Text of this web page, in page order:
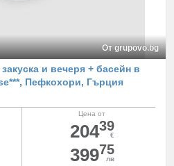
От grupovo.bg
и вечеря + басейн в
Пефкохори, Гърция
Цена от
20439
€
39975
лв